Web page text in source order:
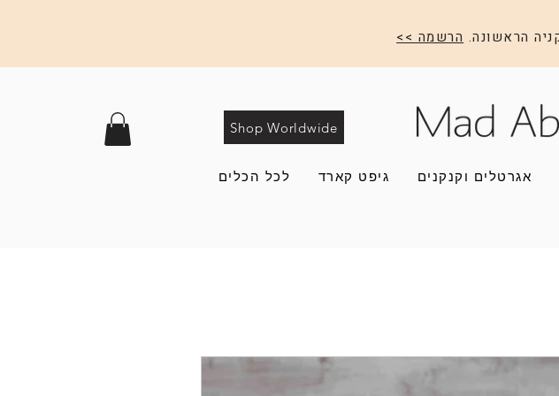
הרשמה >>
Shop Worldwide
אגרטלים וקנקנים גיפט קארד לכל הכלים